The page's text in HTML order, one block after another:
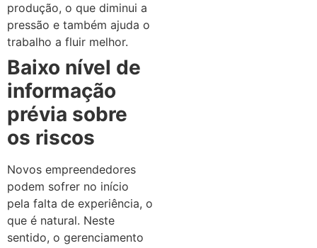
produção, o que diminui a
pressão e também ajuda o
trabalho a fluir melhor.
Baixo nível de
informação
prévia sobre
os riscos
Novos empreendedores
podem sofrer no início
pela falta de experiência, o
que é natural. Neste
sentido, o gerenciamento